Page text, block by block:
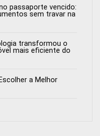
passaporte vencido:
sem travar na
transformou o
mais eficiente do
a Melhor